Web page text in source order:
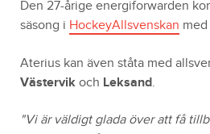
Den 27-årige energiforwarden
säsong i HockeyAllsvenskan med
Aterius kan även ståta med
Västervik och Leksand.
"Vi är väldigt glada över att få